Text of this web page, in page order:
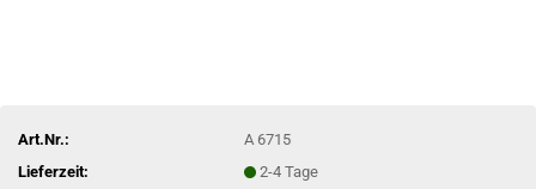
Art.Nr.:
A 6715
Lieferzeit:
2-4 Tage